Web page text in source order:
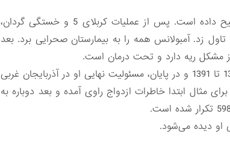
عبدالرحیم سرایی در این فصل چگونگی مجروحیت شیمیایی خود و هم‌رزمانش را توضیح داده است. پس از عملیات کربلای 5 و خستگی گردان،
زد‌. آمبولانس همه را به بیمارستان صحرایی برد. بعد
مشکل ریه دارد و تحت درمان است.
در فصل ششم ورود سرایی به سپاه، خاطرات خدمت در استان مرکزی و تبریز در سال 1388 تا 1391 و در پایان، مسئولیت نهایی او در آذربایجان غربی
مثال ابتدا خاطرات ازدواج راوی آمده و بعد دوباره به
او دیده می‌شود.